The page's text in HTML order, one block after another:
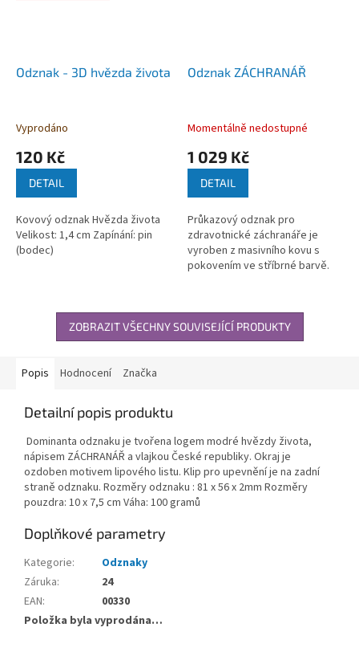
Odznak - 3D hvězda života
Vyprodáno
120 Kč
DETAIL
Kovový odznak Hvězda života
Velikost: 1,4 cm Zapínání: pin
(bodec)
Odznak ZÁCHRANÁŘ
Momentálně nedostupné
1 029 Kč
DETAIL
Průkazový odznak pro
zdravotnické záchranáře je
vyroben z masivního kovu s
pokovením ve stříbrné barvě.
ZOBRAZIT VŠECHNY SOUVISEJÍCÍ PRODUKTY
Popis Hodnocení Značka
Detailní popis produktu
Dominanta odznaku je tvořena logem modré hvězdy života,
nápisem ZÁCHRANÁŘ a vlajkou České republiky. Okraj je
ozdoben motivem lipového listu. Klip pro upevnění je na zadní
straně odznaku. Rozměry odznaku : 81 x 56 x 2mm Rozměry
pouzdra: 10 x 7,5 cm Váha: 100 gramů
Doplňkové parametry
Kategorie:
Odznaky
Záruka:
24
EAN:
00330
Položka byla vyprodána…